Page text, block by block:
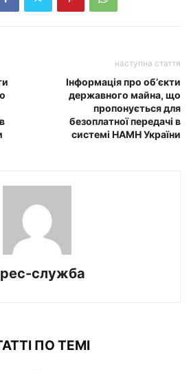
наступна стаття
Інформація про обʼєкти
державного майна, що
пропонується для
безоплатної передачі в
системі НАМН України
служба
ПО ТЕМІ